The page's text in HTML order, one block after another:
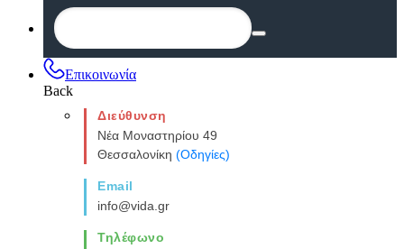
Επικοινωνία
Back
Διεύθυνση
Νέα Μοναστηρίου 49
Θεσσαλονίκη (Οδηγίες)
Email
info@vida.gr
Τηλέφωνο